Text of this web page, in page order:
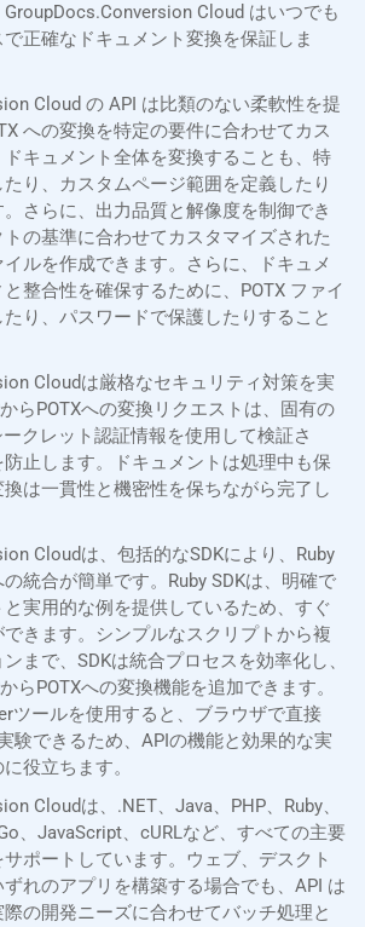
Cloud はいつでも
正確なドキュメント変換を保証しま
Cloud の API は比類のない柔軟性を提
への変換を特定の要件に合わせてカス
キュメント全体を変換することも、特
り、カスタムページ範囲を定義したり
さらに、出力品質と解像度を制御でき
の基準に合わせてカスタマイズされた
ルを作成できます。さらに、ドキュメ
整合性を確保するために、POTX ファイ
り、パスワードで保護したりすること
Cloudは厳格なセキュリティ対策を実
らPOTXへの変換リクエストは、固有の
クレット認証情報を使用して検証さ
止します。ドキュメントは処理中も保
は一貫性と機密性を保ちながら完了し
Cloudは、包括的なSDKにより、Ruby
統合が簡単です。Ruby SDKは、明確で
実用的な例を提供しているため、すぐ
きます。シンプルなスクリプトから複
まで、SDKは統合プロセスを効率化し、
らPOTXへの変換機能を追加できます。
ツールを使用すると、ブラウザで直接
験できるため、APIの機能と効果的な実
役立ちます。
Cloudは、.NET、Java、PHP、Ruby、
、JavaScript、cURLなど、すべての主要
ポートしています。ウェブ、デスクト
れのアプリを構築する場合でも、API は
の開発ニーズに合わせてバッチ処理と